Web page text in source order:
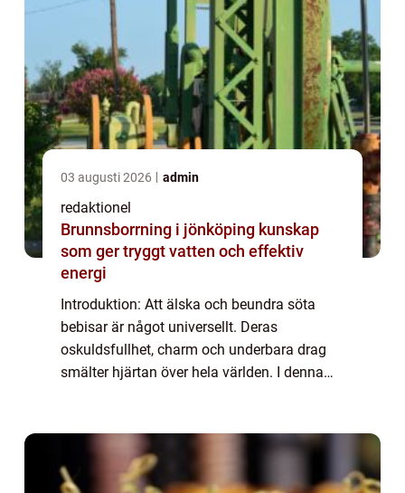
03 augusti 2026 admin
redaktionel
Brunnsborrning i jönköping kunskap
som ger tryggt vatten och effektiv
energi
Introduktion: Att älska och beundra söta
bebisar är något universellt. Deras
oskuldsfullhet, charm och underbara drag
smälter hjärtan över hela världen. I denna